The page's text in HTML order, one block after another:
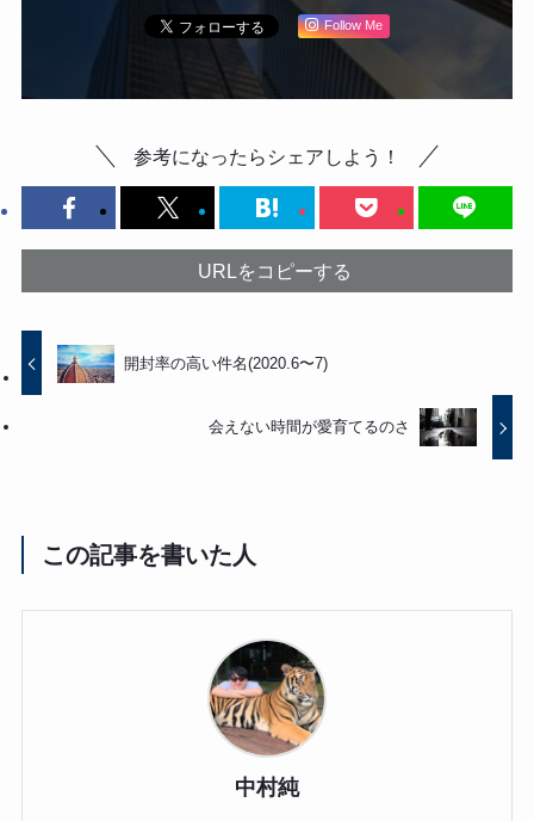
Follow Me
参考になったらシェアしよう！
URLをコピーする
開封率の高い件名(2020.6〜7)
会えない時間が愛育てるのさ
この記事を書いた人
中村純